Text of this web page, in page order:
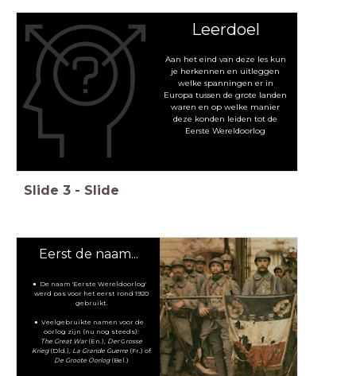
Leerdoel
Aan het eind van deze les kun
je herkennen en uitleggen
welke spanningen er in
Europa tussen de grote landen
waren en op welke manier
deze konden leiden tot de
Eerste Wereldoorlog
Slide 3 - Slide
Eerst de naam...
De naam 'Eerste Wereldoorlog'
werd pas voor het eerst rond 1920
gebruikt.
Veelgebruikte namen voor de
oorlog zijn (nu nog steeds):
The Great War (En.), DerG rosse
Krieg(Dld.), La Grande Guerre (Fr.) of
De Groote Oorlog(Bel.)